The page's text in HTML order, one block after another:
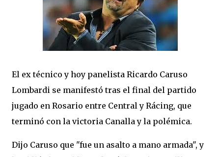
El ex técnico y hoy panelista Ricardo Caruso
Lombardi se manifestó tras el final del partido
jugado en Rosario entre Central y Rácing, que
terminó con la victoria Canalla y la polémica.
Dijo Caruso que "fue un asalto a mano armada", y